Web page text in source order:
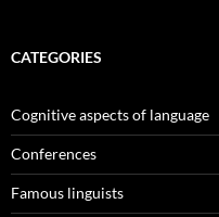
CATEGORIES
Cognitive aspects of language
Conferences
Famous linguists